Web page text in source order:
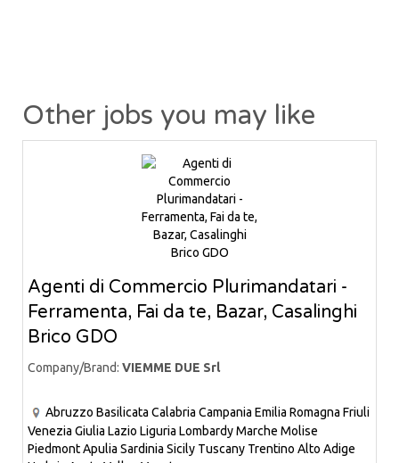
Other jobs you may like
Agenti di Commercio Plurimandatari -
Ferramenta, Fai da te, Bazar, Casalinghi
Brico GDO
Company/Brand: VIEMME DUE Srl
Abruzzo Basilicata Calabria Campania Emilia Romagna Friuli
Venezia Giulia Lazio Liguria LombardyMarche Molise
PiedmontApulia Sardinia Sicily Tuscany Trentino Alto Adige